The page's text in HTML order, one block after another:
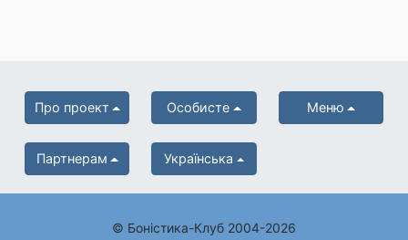
Про проект Особисте Меню
Партнерам Українська
© Боністика-Клуб 2004-2026